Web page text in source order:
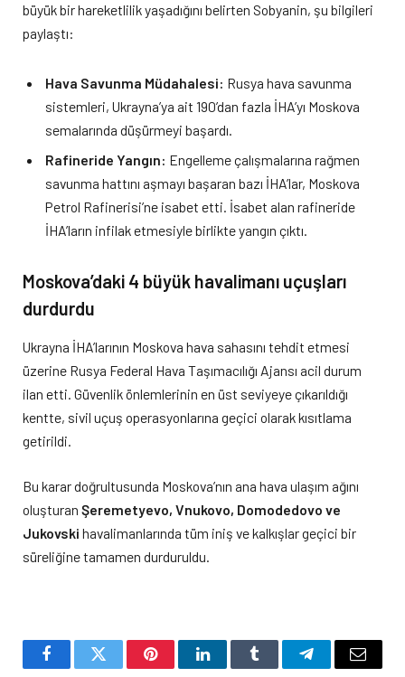
büyük bir hareketlilik yaşadığını belirten Sobyanin, şu bilgileri
paylaştı:
Hava Savunma Müdahalesi: Rusya hava savunma
sistemleri, Ukrayna’ya ait 190’dan fazla İHA’yı Moskova
semalarında düşürmeyi başardı.
Rafineride Yangın: Engelleme çalışmalarına rağmen
savunma hattını aşmayı başaran bazı İHA’lar, Moskova
Petrol Rafinerisi’ne isabet etti. İsabet alan rafineride
İHA’ların infilak etmesiyle birlikte yangın çıktı.
Moskova’daki 4 büyük havalimanı uçuşları
durdurdu
Ukrayna İHA’larının Moskova hava sahasını tehdit etmesi
üzerine Rusya Federal Hava Taşımacılığı Ajansı acil durum
ilan etti. Güvenlik önlemlerinin en üst seviyeye çıkarıldığı
kentte, sivil uçuş operasyonlarına geçici olarak kısıtlama
getirildi.
Bu karar doğrultusunda Moskova’nın ana hava ulaşım ağını
oluşturan Şeremetyevo, Vnukovo, Domodedovo ve
Jukovski havalimanlarında tüm iniş ve kalkışlar geçici bir
süreliğine tamamen durduruldu.
FacebookTwitter PinterestLinkedInTumblr TelegramEmail